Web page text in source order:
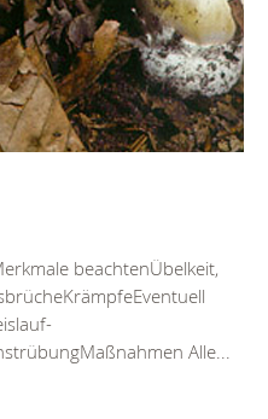
beachtenÜbelkeit,
Alle...